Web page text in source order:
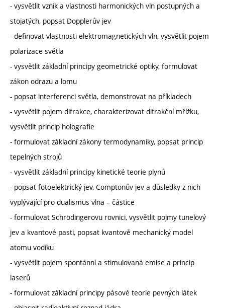
- vysvětlit vznik a vlastnosti harmonických vln postupných a
stojatých, popsat Dopplerův jev
- definovat vlastnosti elektromagnetických vln, vysvětlit pojem
polarizace světla
- vysvětlit základní principy geometrické optiky, formulovat
zákon odrazu a lomu
- popsat interferenci světla, demonstrovat na příkladech
- vysvětlit pojem difrakce, charakterizovat difrakční mřížku,
vysvětlit princip holografie
- formulovat základní zákony termodynamiky, popsat princip
tepelných strojů
- vysvětlit základní principy kinetické teorie plynů
- popsat fotoelektrický jev, Comptonův jev a důsledky z nich
vyplývající pro dualismus vlna – částice
- formulovat Schrödingerovu rovnici, vysvětlit pojmy tunelový
jev a kvantové pasti, popsat kvantově mechanický model
atomu vodíku
- vysvětlit pojem spontánní a stimulovaná emise a princip
laserů
- formulovat základní principy pásové teorie pevných látek